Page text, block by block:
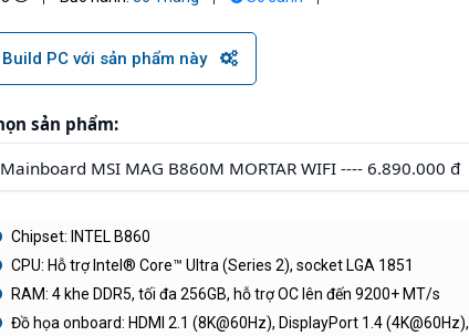
Build PC với sản phẩm này
sản phẩm:
Chipset: INTEL B860
CPU: Hỗ trợ Intel® Core™ Ultra (Series 2), socket LGA 1851
RAM: 4 khe DDR5, tối đa 256GB, hỗ trợ OC lên đến 9200+ MT/s
Đồ họa onboard: HDMI 2.1 (8K@60Hz), DisplayPort 1.4 (4K@60Hz),